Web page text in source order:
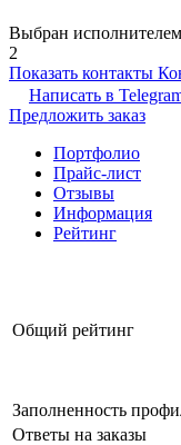
Выбран исполнителем
2
Показать контакты
Написать в
Предложить заказ
Портфолио
Прайс-лист
Отзывы
Информация
Рейтинг
Общий рейтинг
Заполненность
Ответы на заказы